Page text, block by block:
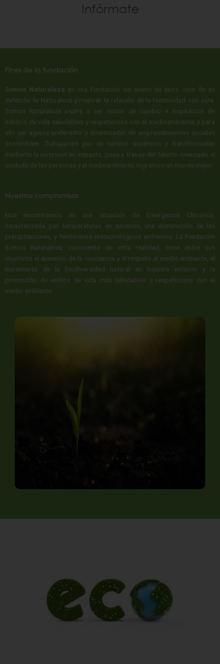
Infórmate
Fines de la fundación​
Somos Naturaleza es una Fundación sin ánimo de lucro cuyo fin es
defender la Naturaleza y mejorar la relación de la Humanidad con esta.
Somos Naturaleza aspira a ser motor de cambio e inspiración de
hábitos de vida saludables y respetuosos con el medioambiente, y para
ello ser agente acelerador y dinamizador de emprendimientos sociales
sostenibles. Trabajamos por un cambio sistémico y transformador
mediante la inversión en impacto, pues a través del talento orientado al
cuidado de las personas y el medioambiente, logramos un mundo mejor.
Nuestros compromisos
Nos encontramos en una situación de Emergencia Climática,
caracterizada por temperaturas en ascenso, una disminución de las
precipitaciones, y fenómenos meteorológicos extremos. La Fundación
Somos Naturaleza, consciente de esta realidad, tiene entre sus
objetivos el aumento de la conciencia y el respeto al medio ambiente, el
incremento de la biodiversidad natural en nuestro entorno y la
promoción de estilos de vida más saludables y respetuosos con el
medio ambiente.